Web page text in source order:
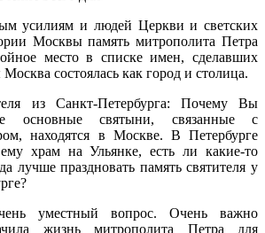
усилиям и людей Церкви и светских
Москвы память митрополита Петра
место в списке имен, сделавших
состоялась как город и столица.
из Санкт-Петербурга: Почему Вы
основные святыни, связанные с
находятся в Москве. В Петербурге
храм на Ульянке, есть ли какие-то
лучше праздновать память святителя у
уместный вопрос. Очень важно
жизнь митрополита Петра для